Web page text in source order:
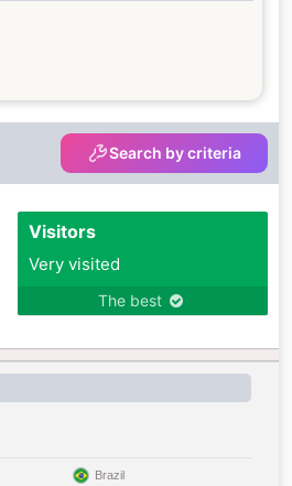
Search by criteria
Visitors
Very visited
The best
Brazil